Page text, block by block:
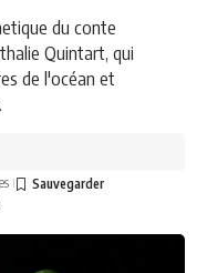
du conte
Quintart, qui
de l'océan et